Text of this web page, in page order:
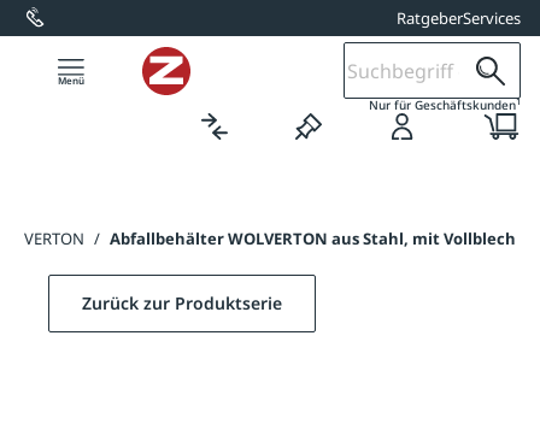
springen RatgeberServices
Nur für Geschäftskunden1
/ Abfallbehälter WOLVERTON aus Stahl, mit Vollblech
Zurück zur Produktserie